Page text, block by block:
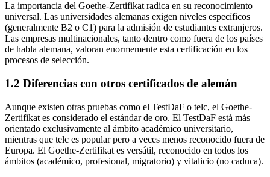
La importancia del Goethe-Zertifikat radica en su reconocimiento
universal. Las universidades alemanas exigen niveles específicos
(generalmente B2 o C1) para la admisión de estudiantes extranjeros.
Las empresas multinacionales, tanto dentro como fuera de los países
de habla alemana, valoran enormemente esta certificación en los
procesos de selección.
1.2 Diferencias con otros certificados de alemán
Aunque existen otras pruebas como el TestDaF o telc, el Goethe-
Zertifikat es considerado el estándar de oro. El TestDaF está más
orientado exclusivamente al ámbito académico universitario,
mientras que telc es popular pero a veces menos reconocido fuera de
Europa. El Goethe-Zertifikat es versátil, reconocido en todos los
ámbitos (académico, profesional, migratorio) y vitalicio (no caduca).